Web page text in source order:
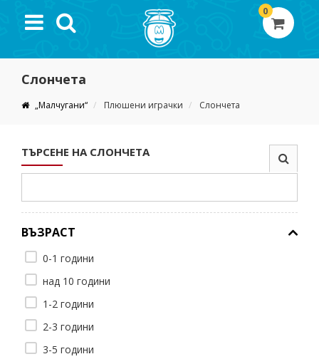
0
Слончета
„Малчугани“ Плюшени играчки Слончета
ТЪРСЕНЕ НА СЛОНЧЕТА
ВЪЗРАСТ
0-1 години
над 10 години
1-2 години
2-3 години
3-5 години